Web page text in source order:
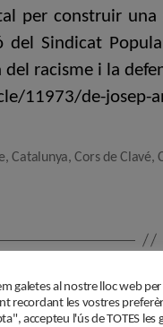
per construir
Sindicat
racisme i la
11973/de-josep-
,Catalunya,Cors de Clavé,
politització
galetes al nostre lloc web
recordant les vostres
accepteu l'ús de TOTES les